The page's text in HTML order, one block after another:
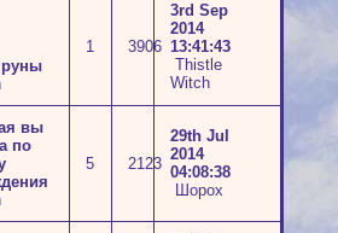
руны
1 3906
3rd Sep
2014
13:41:43
Thistle
Witch
вы
по
5 2123
29th Jul
2014
04:08:38
Шорох